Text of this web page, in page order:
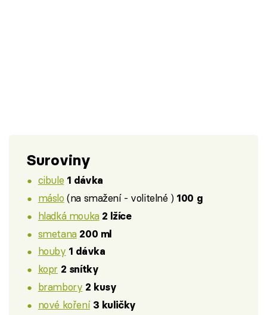
Suroviny
cibule 1 dávka
máslo (na smažení - volitelné ) 100 g
hladká mouka 2 lžíce
smetana 200 ml
houby 1 dávka
kopr 2 snítky
brambory 2 kusy
nové koření 3 kuličky